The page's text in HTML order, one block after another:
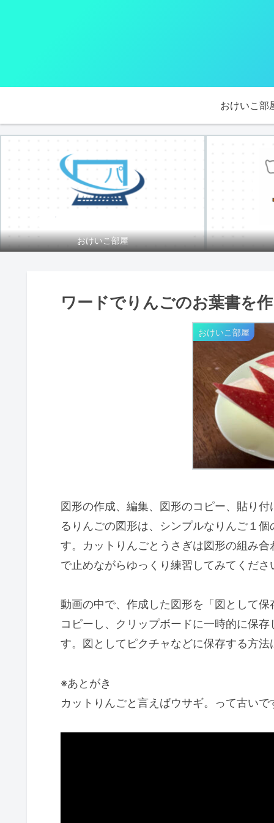
おけいこ部
おけいこ部屋
ワードでりんごのお葉書を
おけいこ部屋
図形の作成、編集、図形のコピー、貼り
るりんごの図形は、シンプルなりんご１
す。カットりんごとうさぎは図形の組み
で止めながらゆっくり練習してみてくださ
動画の中で、作成した図形を「図として
コピーし、クリップボードに一時的に保
す。図としてピクチャなどに保存する方
※あとがき
カットりんごと言えばウサギ。って古いで